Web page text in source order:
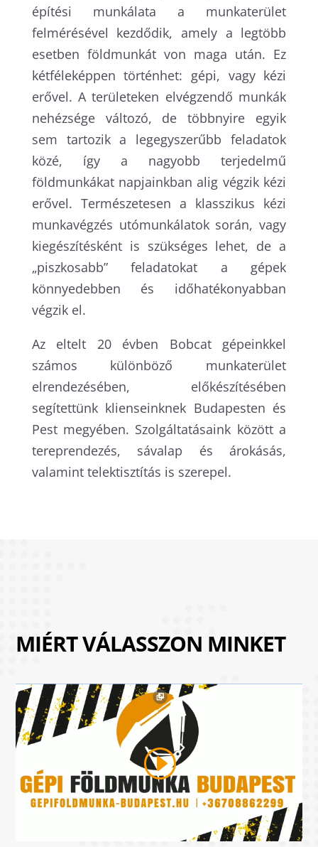
építési munkálata a munkaterület
felmérésével kezdődik, amely a legtöbb
esetben földmunkát von maga után. Ez
kétféleképpen történhet: gépi, vagy kézi
erővel. A területeken elvégzendő munkák
nehézsége változó, de többnyire egyik
sem tartozik a legegyszerűbb feladatok
közé, így a nagyobb terjedelmű
földmunkákat napjainkban alig végzik kézi
erővel. Természetesen a klasszikus kézi
munkavégzés utómunkálatok során, vagy
kiegészítésként is szükséges lehet, de a
„piszkosabb” feladatokat a gépek
könnyedebben és időhatékonyabban
végzik el.
Az eltelt 20 évben Bobcat gépeinkkel
számos különböző munkaterület
elrendezésében, előkészítésében
segítettünk klienseinknek Budapesten és
Pest megyében. Szolgáltatásaink között a
tereprendezés, sávalap és árokásás,
valamint telektisztítás is szerepel.
MIÉRT VÁLASSZON MINKET